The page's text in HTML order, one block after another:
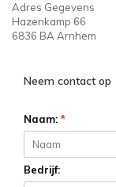
Adres Gegevens
Hazenkamp 66
6836 BA Arnhem
Neem contact op
Naam: *
Bedrijf: